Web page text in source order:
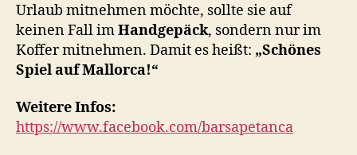
Urlaub mitnehmen möchte, sollte sie auf
keinen Fall imHandgepäck, sondern nur im
Koffer mitnehmen. Damit es heißt: „Schönes
Spiel auf Mallorca!“
Weitere Infos:
https://www.facebook.com/barsapetanca